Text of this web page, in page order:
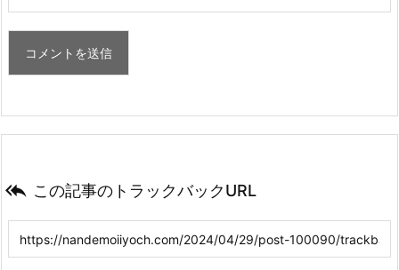
 この記事のトラックバックURL